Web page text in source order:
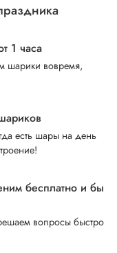
1 часа
шарики вовремя,
есть шары на день
бесплатно и бы
вопросы быстро